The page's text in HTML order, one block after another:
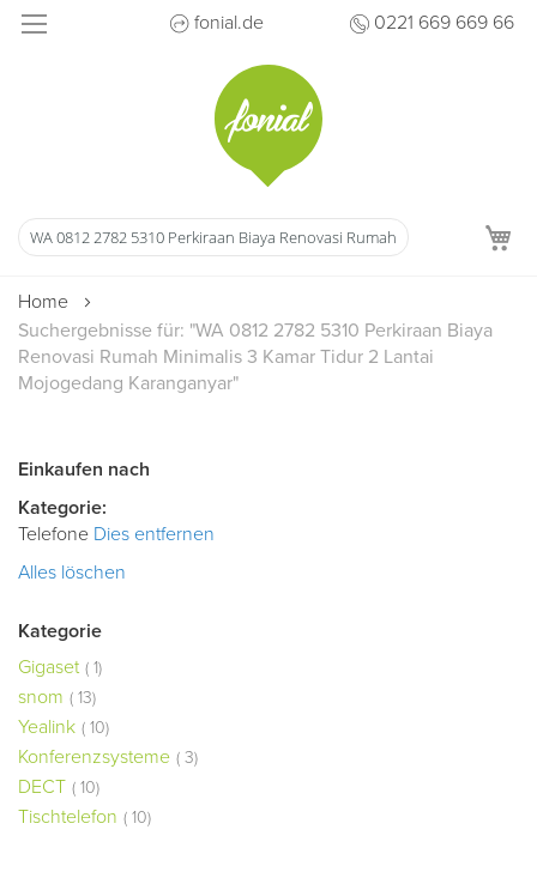
Direkt
fonial.de 0221 669 669 66
Home
Suchergebnisse für: "WA 0812 2782 5310 Perkiraan Biaya
Renovasi Rumah Minimalis 3 Kamar Tidur 2 Lantai
Mojogedang Karanganyar"
Einkaufen nach
Kategorie
Telefone Dies entfernen
Alles löschen
Kategorie
Gigaset
1Artikel
snom 13Artikel
Yealink 10Artikel
Konferenzsysteme 3Artikel
DECT 10Artikel
Tischtelefon 10Artikel